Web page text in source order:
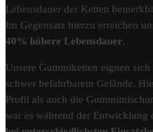
Lebensdauer der Ketten
Im Gegensatz hierzu erreichen
40% höhere Lebensdauer.
Unsere Gummiketten eignen
schwer befahrbarem Gelände.
Profil als auch die
war es während der Entwicklung